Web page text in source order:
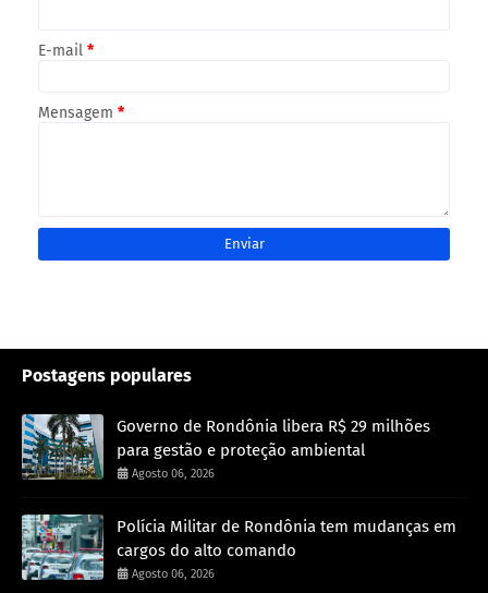
E-mail *
Mensagem *
Postagens populares
Governo de Rondônia libera R$ 29 milhões
para gestão e proteção ambiental
Agosto 06, 2026
Polícia Militar de Rondônia tem mudanças em
cargos do alto comando
Agosto 06, 2026